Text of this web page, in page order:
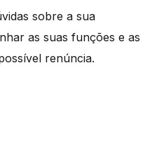
sobre a sua
as suas funções e as
renúncia.